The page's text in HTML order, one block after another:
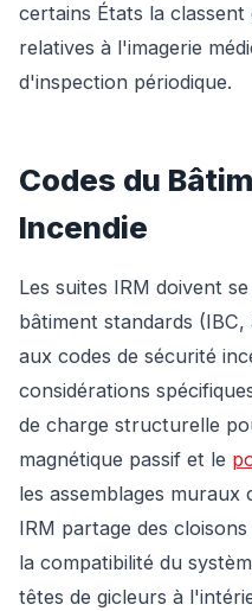
certains États la
relatives à l'imagerie
d'inspection périodique.
Codes du
Incendie
Les suites IRM doivent
bâtiment standards
aux codes de sécurité
considérations
de charge structurelle
magnétique passif et le
les assemblages
IRM partage des
la compatibilité du
têtes de gicleurs à